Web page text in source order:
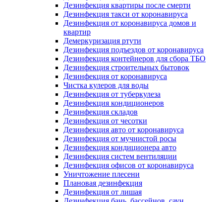
Дезинфекция квартиры после смерти
Дезинфекция такси от коронавируса
Дезинфекция от коронавируса домов и
квартир
Демеркуризация ртути
Дезинфекция подъездов от коронавируса
Дезинфекция контейнеров для сбора ТБО
Дезинфекция строительных бытовок
Дезинфекция от коронавируса
Чистка кулеров для воды
Дезинфекция от туберкулеза
Дезинфекция кондиционеров
Дезинфекция складов
Дезинфекция от чесотки
Дезинфекция авто от коронавируса
Дезинфекция от мучнистой росы
Дезинфекция кондиционера авто
Дезинфекция систем вентиляции
Дезинфекция офисов от коронавируса
Уничтожение плесени
Плановая дезинфекция
Дезинфекция от лишая